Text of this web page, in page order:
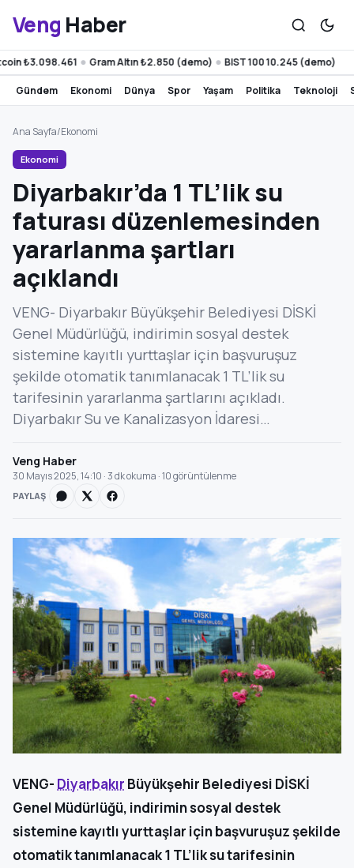
Veng Haber
₺3.098.461 ● Gram Altın ₺2.850 (demo) ● BIST 100 10.245 (demo)
gündem ekonomi dünya spor yaşam politika teknoloji
Ana Sayfa/Ekonomi
Ekonomi
Diyarbakır’da 1 TL’lik su
faturası düzenlemesinden
yararlanma şartları
açıklandı
VENG- Diyarbakır Büyükşehir Belediyesi DİSKİ
Genel Müdürlüğü, indirimin sosyal destek
sistemine kayıtlı yurttaşlar için başvuruşuz
şekilde otomatik tanımlanacak 1 TL’lik su
tarifesinin yararlanma şartlarını açıkladı.
Diyarbakır Su ve Kanalizasyon İdaresi…
Veng Haber
30 Mayıs 2025, 14:10 · 3 dk okuma · 10 görüntülenme
PAYLAŞ
VENG- Diyarbakır Büyükşehir Belediyesi DİSKİ
Genel Müdürlüğü, indirimin sosyal destek
sistemine kayıtlı yurttaşlar için başvuruşuz şekilde
otomatik tanımlanacak 1 TL’lik su tarifesinin